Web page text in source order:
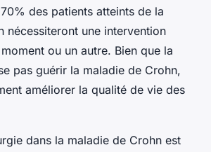
des patients atteints de la
nécessiteront une intervention
ou un autre. Bien que la
pas guérir la maladie de Crohn,
améliorer la qualité de vie des
dans la maladie de Crohn est